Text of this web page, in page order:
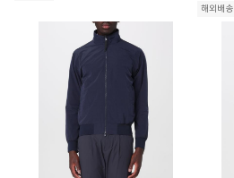
해외배송